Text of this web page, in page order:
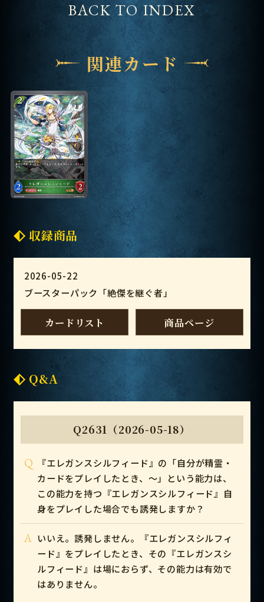
BACK TO INDEX
関連カード
収録商品
2026-05-22
ブースターパック「絶傑を継ぐ者」
カードリスト 商品ページ
Q&A
Q2631（2026-05-18）
Q
『エレガンスシルフィード』の「自分が精霊・
カードをプレイしたとき、～」という能力は、
この能力を持つ『エレガンスシルフィード』自
身をプレイした場合でも誘発しますか？
A いいえ。誘発しません。『エレガンスシルフィ
ード』をプレイしたとき、その『エレガンスシ
ルフィード』は場におらず、その能力は有効で
はありません。